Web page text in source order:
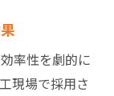
率性を劇的に
現場で採用さ